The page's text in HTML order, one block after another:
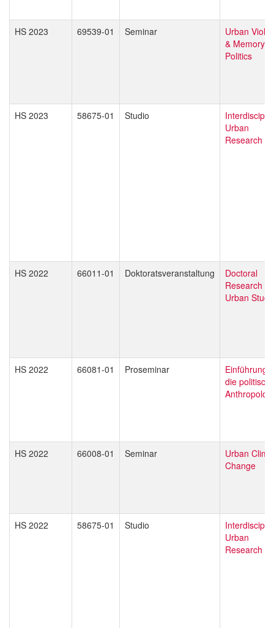
HS 2023 69539-01 Seminar
Urban
& Memory
Politics
HS 2023 58675-01 Studio
Urban
Research
HS 2022 66011-01 Doktoratsveranstaltung
Doctoral
Research in
Urban
HS 2022 66081-01 Proseminar
Einführung
die
HS 2022 66008-01 Seminar
Urban
Change
HS 2022 58675-01 Studio
Urban
Research